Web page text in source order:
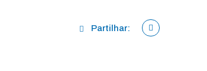
Partilhar: